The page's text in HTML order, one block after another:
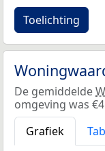
Toelichting
De gemiddelde
omgeving was
Grafiek